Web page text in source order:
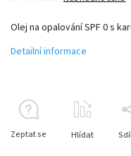
Olej na opalování SPF 0 s
Detailní informace
Zeptat se Hlídat